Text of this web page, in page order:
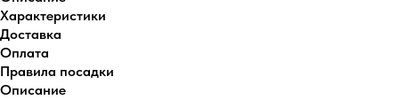
Характеристики
Доставка
Оплата
Правила посадки
Описание